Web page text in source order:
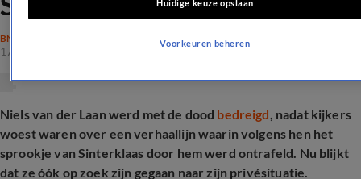
BN'ERS
17 dec 2025, 14:53
Niels van der Laan werd met de dood bedreigd, nadat kijkers
woest waren over een verhaallijn waarin volgens hen het
sprookje van Sinterklaas door hem werd ontrafeld. Nu blijkt
dat ze óók op zoek zijn gegaan naar zijn privésituatie.
Huidige keuze opslaan
Voorkeuren beheren